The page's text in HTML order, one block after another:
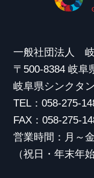
一般社団法人
〒500-8384 岐阜
岐阜県シンクタ
TEL：058-275-
FAX：058-275-
営業時間：月～
（祝日・年末年